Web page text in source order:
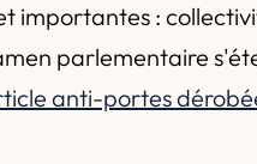
importantes :
parlementaire
anti-portes